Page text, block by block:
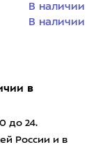
в
до 24.
России и в
В наличии
В наличии